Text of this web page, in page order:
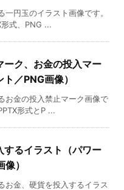
一円玉のイラスト画像です。
式、PNG ...
ーク、お金の投入マー
／PNG画像）
お金の投入禁止マーク画像で
形式とP ...
するイラスト（パワー
）
お金、硬貨を投入するイラス